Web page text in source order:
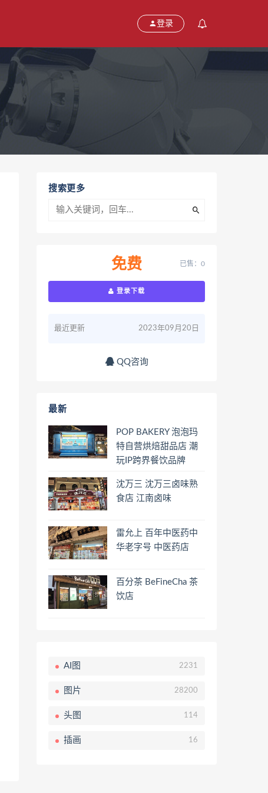
登录
搜索更多
免费 已售：0
登录下载
最近更新 2023年09月20日
QQ咨询
最新
POP BAKERY 泡泡玛
特自营烘焙甜品店 潮
玩IP跨界餐饮品牌
沈万三 沈万三卤味熟
食店 江南卤味
雷允上 百年中医药中
华老字号 中医药店
百分茶 BeFineCha 茶
饮店
AI图 2231
图片 28200
头图 114
插画 16